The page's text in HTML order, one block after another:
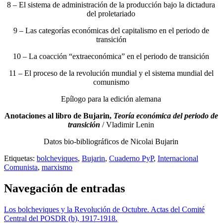
8 – El sistema de administración de la producción bajo la dictadura
del proletariado
9 – Las categorías económicas del capitalismo en el periodo de
transición
10 – La coacción “extraeconómica” en el periodo de transición
11 – El proceso de la revolución mundial y el sistema mundial del
comunismo
Epílogo para la edición alemana
Anotaciones al libro de Bujarin, Teoría económica del periodo de
transición / Vladimir Lenin
Datos bio-bibliográficos de Nicolai Bujarin
Etiquetas: bolcheviques, Bujarin, Cuaderno PyP, Internacional
Comunista, marxismo
Navegación de entradas
Los bolcheviques y la Revolución de Octubre. Actas del Comité
Central del POSDR (b), 1917-1918.